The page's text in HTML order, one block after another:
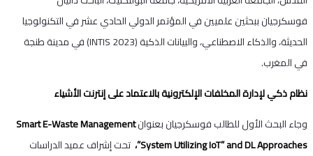
فوسكرجيان ببحثين علميين في المؤتمر الدولي الحادي عشر في التكنولوجيا
الحديثة، والذكاء الاصطناعي، والبيانات الذكية (INTIS 2023) في مدينة طنجة
في المغرب.
نظام ذكي لإدارة المخلفات الإلكترونية بالاعتماد على إنترنت الأشياء
وجاء البحث الأول للطالب فوسكرجيان بعنوانSmart E-Waste Management
System Utilizing IoT” and DL Approaches”، تحت إشراف عميد الدراسات